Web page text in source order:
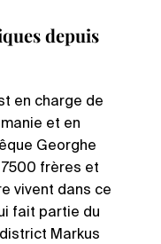
depuis
en charge de
et en
Georghe
7500 frères et
vivent dans ce
fait partie du
Markus